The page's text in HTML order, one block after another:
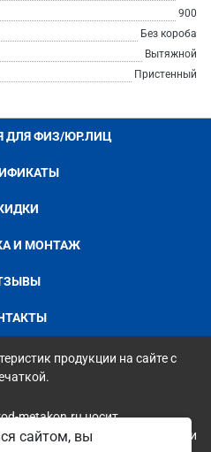
900
Без короба
Вытяжной
Пристенный
ДЛЯ ФИЗ/ЮР.ЛИЦ
И МОНТАЖ
продукции на сайте с
metakon.ru носит
и справочный характер и ни
сайтом, вы